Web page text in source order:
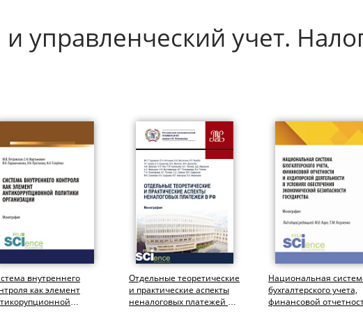
и управленческий учет.
внутреннего
как элемент
Отдельные теоретические
и практические аспекты
неналоговых платежей в
Национальная
бухгалтерского учета,
финансовой